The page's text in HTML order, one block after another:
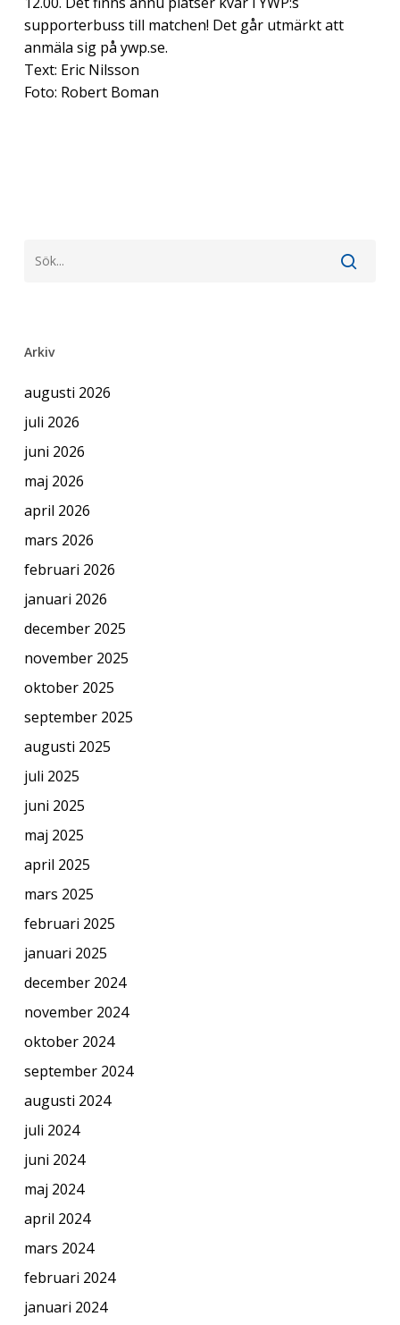
supporterbuss till matchen! Det går utmärkt att
anmäla sig på ywp.se.
Text: Eric Nilsson
Foto: Robert Boman
Arkiv
augusti 2026
juli 2026
juni 2026
maj 2026
april 2026
mars 2026
februari 2026
januari 2026
december 2025
november 2025
oktober 2025
september 2025
augusti 2025
juli 2025
juni 2025
maj 2025
april 2025
mars 2025
februari 2025
januari 2025
december 2024
november 2024
oktober 2024
september 2024
augusti 2024
juli 2024
juni 2024
maj 2024
april 2024
mars 2024
februari 2024
januari 2024